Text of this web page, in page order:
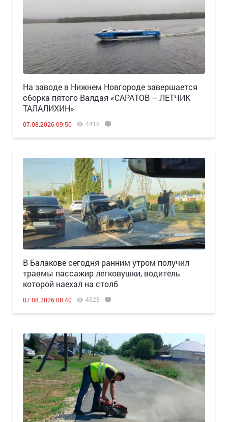
Н️а заводе в Нижнем Новгороде завершается
сборка пятого Валдая «САРАТОВ – ЛЕТЧИК
ТАЛАЛИХИН»
07.08.2026 09:50 4416
В Балакове сегодня ранним утром получил
травмы пассажир легковушки, водитель
которой наехал на столб
07.08.2026 08:40 4328